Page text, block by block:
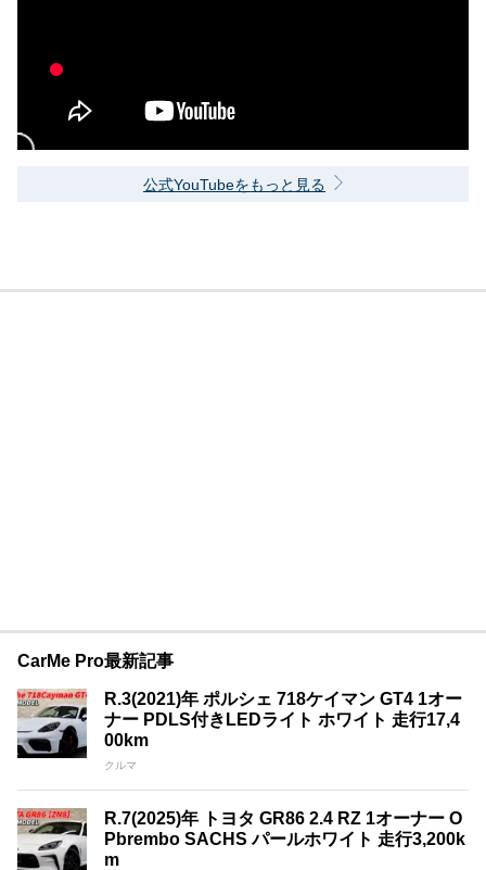
公式YouTubeをもっと見る
CarMe Pro最新記事
R.3(2021)年 ポルシェ 718ケイマン GT4 1オー
ナー PDLS付きLEDライト ホワイト 走行17,4
00km
クルマ
R.7(2025)年 トヨタ GR86 2.4 RZ 1オーナー O
Pbrembo SACHS パールホワイト 走行3,200k
m